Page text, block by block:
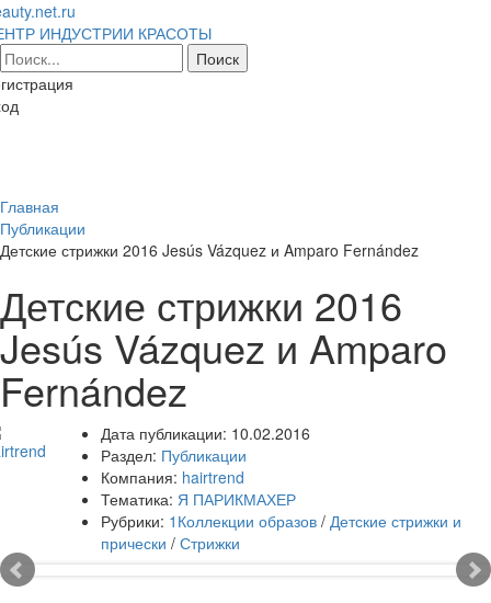
ИНДУСТРИИ КРАСОТЫ
Главная
Публикации
Детские стрижки 2016 Jesús Vázquez и Amparo Fernández
Детские стрижки 2016
Jesús Vázquez и Amparo
Fernández
Дата публикации: 10.02.2016
Раздел: Публикации
Компания: hairtrend
Тематика: Я ПАРИКМАХЕР
Рубрики: 1Коллекции образов / Детские стрижки и
прически / Стрижки